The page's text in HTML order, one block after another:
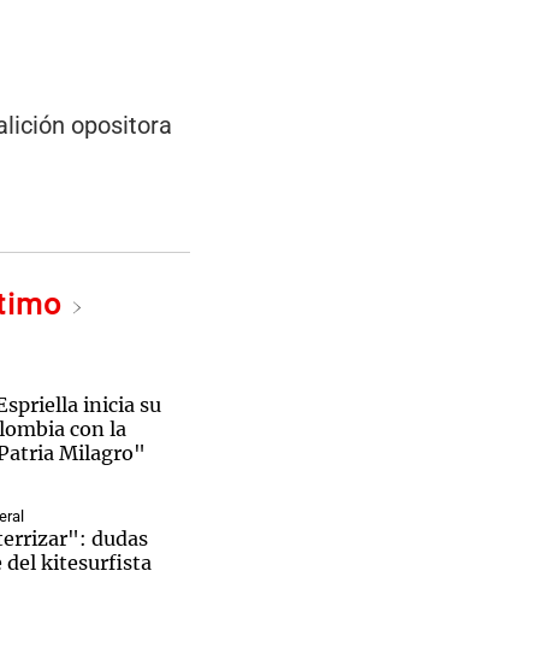
opositora
inicia su
con la
Milagro"
dudas
del kitesurfista